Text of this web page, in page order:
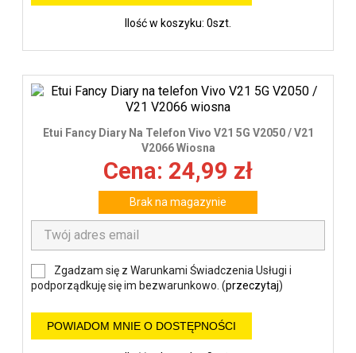
Ilość w koszyku: 0szt.
Etui Fancy Diary Na Telefon Vivo V21 5G V2050 / V21
V2066 Wiosna
Cena: 24,99 zł
Brak na magazynie
Zgadzam się z Warunkami Świadczenia Usługi i
podporządkuję się im bezwarunkowo. (przeczytaj)
POWIADOM MNIE O DOSTĘPNOŚCI